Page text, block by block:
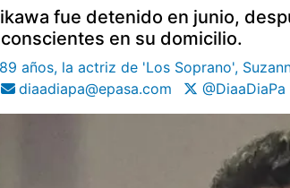
fue detenido en junio,
en su domicilio.
años, la actriz de 'Los Soprano',
diaadiapa@epasa.com @DiaaDiaPa